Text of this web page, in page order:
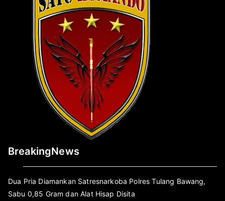
BreakingNews
Dua Pria Diamankan Satresnarkoba Polres Tulang Bawang,
Sabu 0,85 Gram dan Alat Hisap Disita